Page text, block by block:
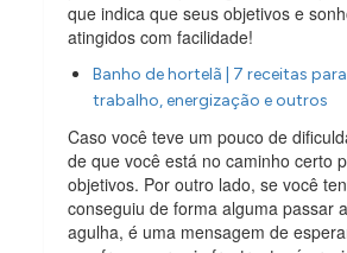
que indica que seus objetivos e
atingidos com facilidade!
Banho de hortelã | 7 receitas
trabalho, energização e outros
Caso você teve um pouco de
de que você está no caminho certo
objetivos. Por outro lado, se você
conseguiu de forma alguma passar
agulha, é uma mensagem de